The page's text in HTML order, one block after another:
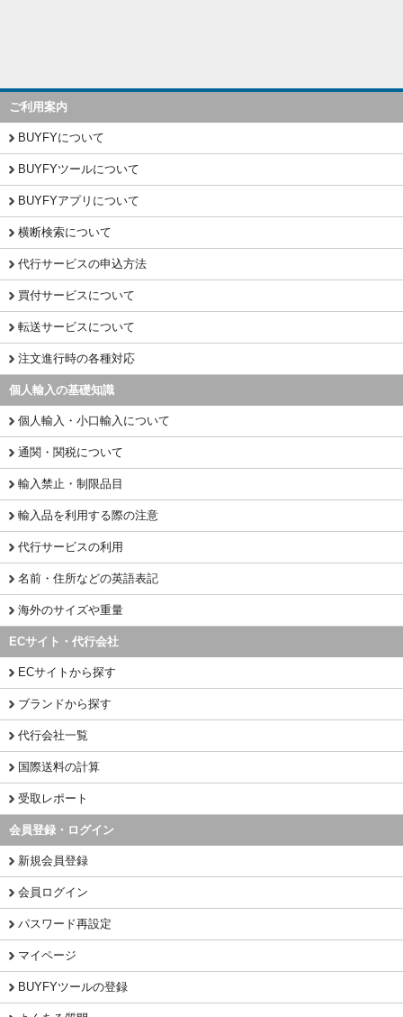
ご利用案内
BUYFYについて
BUYFYツールについて
BUYFYアプリについて
横断検索について
代行サービスの申込方法
買付サービスについて
転送サービスについて
注文進行時の各種対応
個人輸入の基礎知識
個人輸入・小口輸入について
通関・関税について
輸入禁止・制限品目
輸入品を利用する際の注意
代行サービスの利用
名前・住所などの英語表記
海外のサイズや重量
ECサイト・代行会社
ECサイトから探す
ブランドから探す
代行会社一覧
国際送料の計算
受取レポート
会員登録・ログイン
新規会員登録
会員ログイン
パスワード再設定
マイページ
BUYFYツールの登録